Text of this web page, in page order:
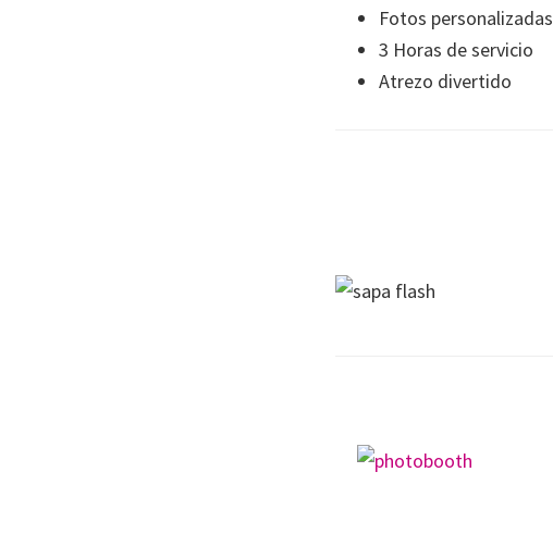
Fotos personalizadas
3 Horas de servicio
Atrezo divertido